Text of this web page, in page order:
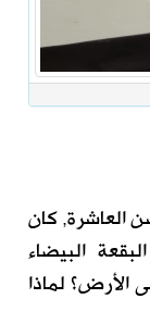
العاشرة, كان
البيضاء
الأرض؟ لماذا